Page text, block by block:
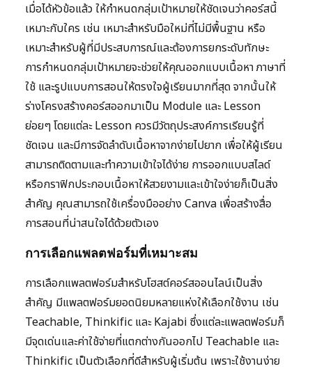
เมื่อได้หัวข้อแล้ว ให้กำหนดกลุ่มเป้าหมายให้ชัดเจนว่าคอร์สนี้
เหมาะกับใคร เช่น เหมาะสำหรับมือใหม่ที่ไม่มีพื้นฐาน หรือ
เหมาะสำหรับผู้ที่มีประสบการณ์และต้องการยกระดับทักษะ
การกำหนดกลุ่มเป้าหมายจะช่วยให้คุณออกแบบเนื้อหา ภาษาที่
ใช้ และรูปแบบการสอนให้ตรงใจผู้เรียนมากที่สุด จากนั้นให้
ร่างโครงสร้างคอร์สออกมาเป็น Module และ Lesson
ย่อยๆ โดยแต่ละ Lesson ควรมีวัตถุประสงค์การเรียนรู้ที่
ชัดเจน และมีการจัดลำดับเนื้อหาจากง่ายไปยาก เพื่อให้ผู้เรียน
สามารถติดตามและทำความเข้าใจได้ง่าย การออกแบบสไลด์
หรือกราฟิกประกอบเนื้อหาให้สวยงามและเข้าใจง่ายก็เป็นสิ่ง
สำคัญ คุณสามารถใช้เครื่องมืออย่าง Canva เพื่อสร้างสื่อ
การสอนที่น่าสนใจได้ด้วยตัวเอง
การเลือกแพลตฟอร์มที่เหมาะสม
การเลือกแพลตฟอร์มสำหรับโฮสต์คอร์สออนไลน์เป็นสิ่ง
สำคัญ มีแพลตฟอร์มยอดนิยมหลายแห่งให้เลือกใช้งาน เช่น
Teachable, Thinkific และ Kajabi ซึ่งแต่ละแพลตฟอร์มก็
มีจุดเด่นและค่าใช้จ่ายที่แตกต่างกันออกไป Teachable และ
Thinkific เป็นตัวเลือกที่ดีสำหรับผู้เริ่มต้น เพราะใช้งานง่าย